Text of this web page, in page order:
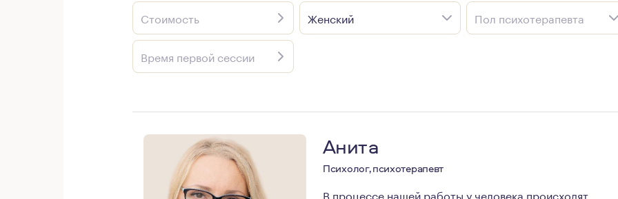
Стоимость Женский Пол психотерапевта
Время первой сессии
Анита
Психолог, психотерапевт
В процессе нашей работы у человека происходят